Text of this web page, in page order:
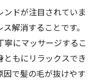
ドが注目されていま
解消することです。
寧にマッサージするこ
ともにリラックスでき
因で髪の毛が抜けやす